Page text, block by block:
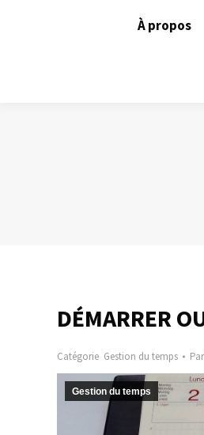
À propos
DÉMARRER
Catégorie Gestion du temps Par
Gestion du temps